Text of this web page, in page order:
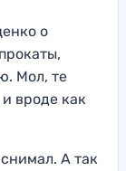
о
Мол, те
вроде как
А так